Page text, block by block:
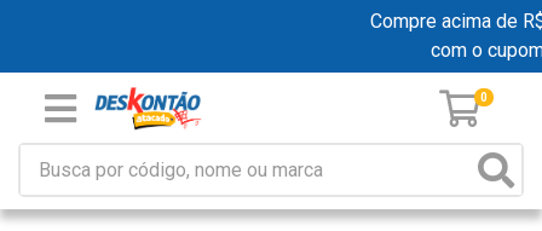
Compre acima de
com o
0